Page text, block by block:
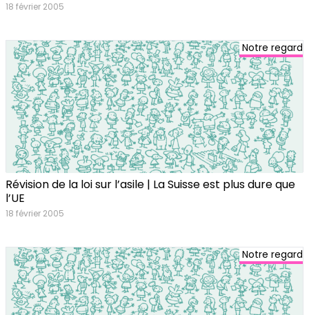
18 février 2005
Notre regard
Révision de la loi sur l’asile | La Suisse est plus dure que
l’UE
18 février 2005
Notre regard